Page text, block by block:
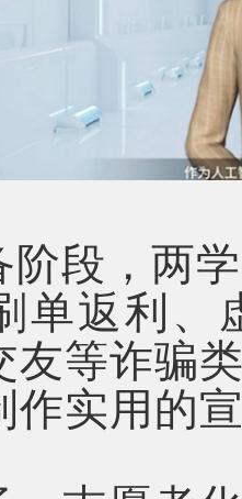
阶段，两
单返利、
友等诈骗
作实用的